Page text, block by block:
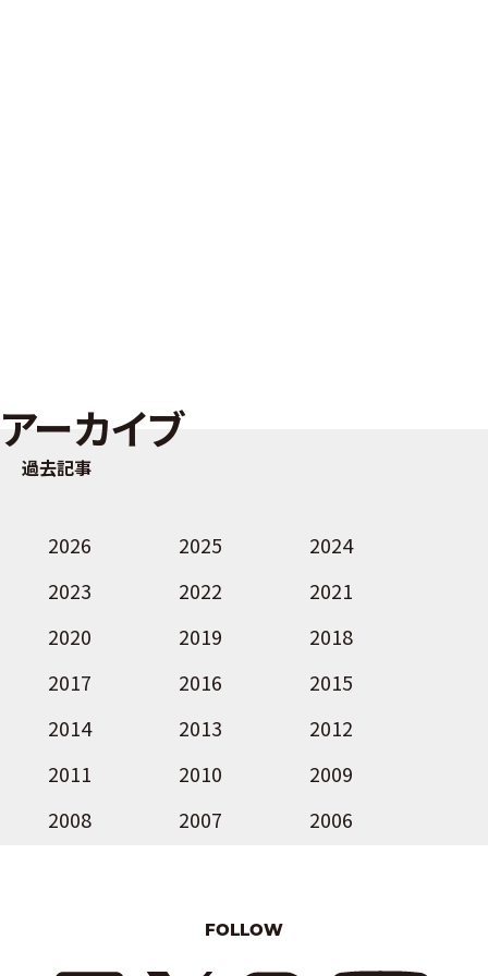
アーカイブ
過去記事
2026 2025
2024
2023
2022
2021
2020
2019
2018
2017
2016
2015
2014
2013
2012
2011
2010
2009
2008
2007 2006
FOLLOW